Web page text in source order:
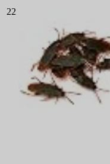
22